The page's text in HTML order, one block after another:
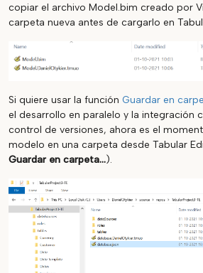
copiar el archivo Model.bim creado por
carpeta nueva antes de cargarlo en
Si quiere usar la función Guardar en
el desarrollo en paralelo y la integración
control de versiones, ahora es el
modelo en una carpeta desde Tabular
Guardar en carpeta...).